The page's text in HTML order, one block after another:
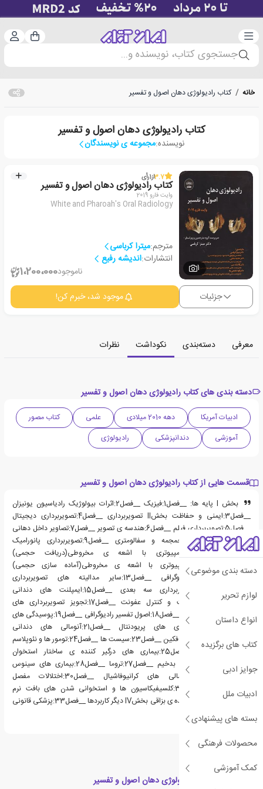
دسته‌بندی سبد
جستجوی کتاب، نویسنده و...
دسته بندی موضوعی
لوازم تحریر
انواع داستان
کتاب های برگزیده
جوایز ادبی
ادبیات ملل
بسته های پیشنهادی
محصولات فرهنگی
کمک آموزشی
خانه / کتاب رادیولوژی دهان اصول و تفسیر
کتاب رادیولوژی دهان اصول و تفسیر
نویسنده:مجموعه ی نویسندگان
1
3.7از1رأی
کتاب رادیولوژی دهان اصول و تفسیر
وایت فارو 2019
White and Pharoah's Oral Radiology
مترجم:میترا کرباسی
انتشارات:اندیشه رفیع
ناموجود1،200،000
جزئیات موجود شد، خبرم کن!
معرفی دسته‌بندی نکوداشت نظرات
دسته بندی های کتاب رادیولوژی دهان اصول و تفسیر
ادبیات آمریکا دهه 2010 میلادی علمی
کتاب مصور
آموزشی
دندانپزشکی رادیولوژی
قسمت هایی از کتاب رادیولوژی دهان اصول و تفسیر
بخش I پایه ها: __فصل1:فیزیک __فصل2:اثرات بیولوژیک رادیاسیون یونیزان
__فصل3:ایمنی و حفاظت بخشII تصویربرداری __فصل4:تصویربرداری دیجیتال
__فصل5:تصویربرداری فیلم __فصل6:هندسه ی تصویر __فصل7:تصاویر داخل دهانی
__فصل8:تصویربرداری جمجمه و سفالومتری __فصل9:تصویربرداری پانورامیک
__فصل10:توموگرافی کامپیوتری با اشعه ی مخروطی(دریافت حجمی)
__فصل11:توموگرافی کامپیوتری با اشعه ی مخروطی(آماده سازی حجمی)
__فصل12:آناتومی رادیوگرافی __فصل13:سایر مدالیته های تصویربرداری
__فصل14:آنسوی تصویربرداری سه بعدی __فصل15:ایمپلنت های دندانی
__فصل16:تضمین کیفیت و کنترل عفونت __فصل17:تجویز تصویربرداری های
تشخیصی بخشIIIتفسیر __فصل18:اصول تفسیر رادیوگرافی __فصل19:پوسیدگی های
دندانی __فصل20:بیماری های پریودنتال __فصل21:آنومالی های دندانی
__فصل22:شرایط التهابی فکین __فصل23:سیست ها __فصل24:تومور ها و نئوپلاسم
های خوش خیم __فصل25:بیماری های درگیر کننده ی ساختار استخوان
__فصل26:نئوپلاسم های بدخیم __فصل27:تروما __فصل28:بیماری های سینوس
پارانازال __فصل29:آنومالی های کرانیوفاشیال __فصل30:اختلالات مفصل
تمپورومندیبولار __فصل31:کلسیفیکاسیون ها و استخوانی شدن های بافت نرم
__فصل32:بیماری های غده ی بزاقی بخشIV دیگر کاربردها __فصل33:پزشکی قانونی
کتاب های مرتبط با رادیولوژی دهان اصول و تفسیر